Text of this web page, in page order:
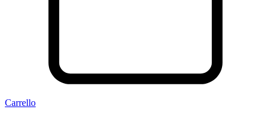
Carrello